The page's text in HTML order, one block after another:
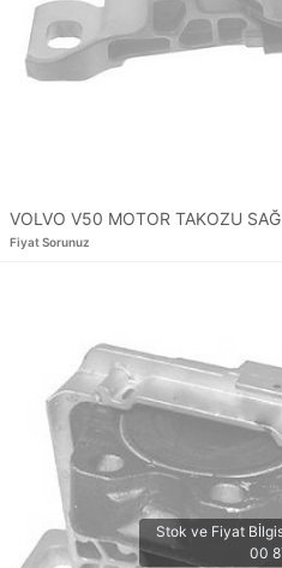
VOLVO V50 MOTOR TAKOZU SAĞ
Fiyat Sorunuz